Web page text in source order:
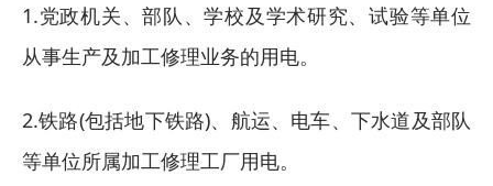
1.党政机关、部队、学校及学术研究、试验等单位
从事生产及加工修理业务的用电。
2.铁路(包括地下铁路)、航运、电车、下水道及部队
等单位所属加工修理工厂用电。